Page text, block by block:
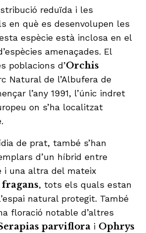
reduïda i les
en què es desenvolupen les
espècie està inclosa en el
amenaçades. El
poblacions d’Orchis
Natural de l’Albufera de
l’any 1991, l’únic indret
on s’ha localitzat
de prat, també s’han
d’un híbrid entre
i una altra del mateix
, tots els quals estan
natural protegit. També
floració notable d’altres
parviflora i Ophrys